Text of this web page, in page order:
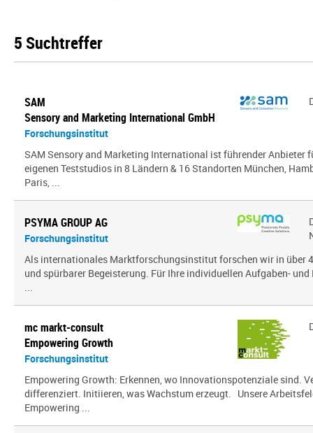
5 Suchtreffer
SAM
Sensory and Marketing International GmbH
Forschungsinstitut
SAM Sensory and Marketing International ist führender Anbieter
eigenen Teststudios in 8 Ländern & 16 Standorten München,
Paris, ...
PSYMA GROUP AG
Forschungsinstitut
Als internationales Marktforschungsinstitut forschen wir in über
und spürbarer Begeisterung. Für Ihre individuellen Aufgaben-
...
mc markt-consult
Empowering Growth
Forschungsinstitut
Empowering Growth: Erkennen, wo Innovationspotenziale sind.
differenziert. Initiieren, was Wachstum erzeugt. Unsere
Empowering ...